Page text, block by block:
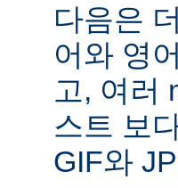
다음은
어와 영
고, 여러
스트 보
GIF와